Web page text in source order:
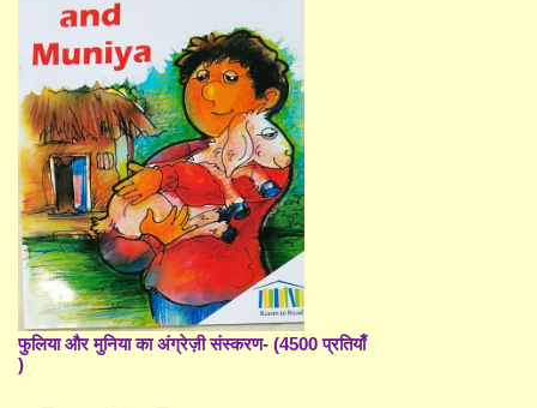
फुलिया और मुनिया का अंग्रेज़ी संस्करण- (4500 प्रतियाँ
)